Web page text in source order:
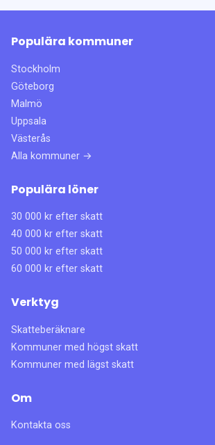
Populära kommuner
Stockholm
Göteborg
Malmö
Uppsala
Västerås
Alla kommuner →
Populära löner
30 000 kr efter skatt
40 000 kr efter skatt
50 000 kr efter skatt
60 000 kr efter skatt
Verktyg
Skatteberäknare
Kommuner med högst skatt
Kommuner med lägst skatt
Om
Kontakta oss